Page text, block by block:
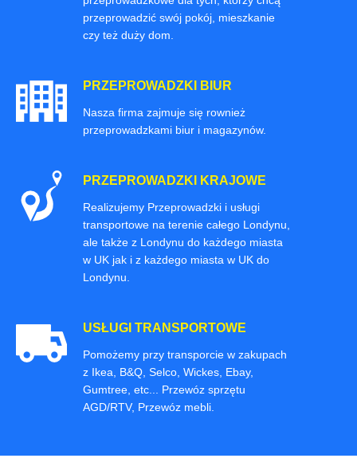
przeprowadzić swój pokój, mieszkanie
czy też duży dom.
PRZEPROWADZKI BIUR
Nasza firma zajmuje się rownież
przeprowadzkami biur i magazynów.
PRZEPROWADZKI KRAJOWE
Realizujemy Przeprowadzki i usługi
transportowe na terenie całego Londynu,
ale także z Londynu do każdego miasta
w UK jak i z każdego miasta w UK do
Londynu.
USŁUGI TRANSPORTOWE
Pomożemy przy transporcie w zakupach
z Ikea, B&Q, Selco, Wickes, Ebay,
Gumtree, etc... Przewóz sprzętu
AGD/RTV, Przewóz mebli.